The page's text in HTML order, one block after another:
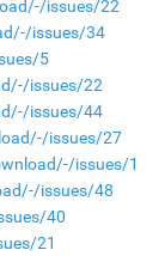
issues/22
issues/34
5
issues/22
issues/44
issues/27
issues/1
issues/48
40
21